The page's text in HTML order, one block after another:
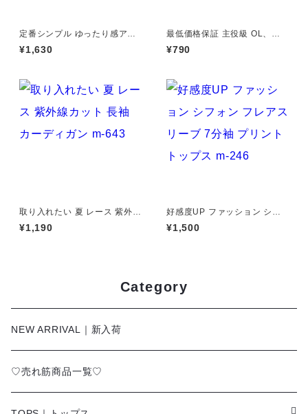
定番シンプル ゆったり感アッ
プ エレガント ボーダー柄 半袖
Tシャツ m-248
¥1,630
最低価格保証 主役級 OL、通
勤 エレガント ワンピース m-6
02
¥790
取り入れたい 夏 レース 紫外線
カット 長袖 カーディガン m-6
43
¥1,190
好感度UP ファッション シフ
ォン フレアスリーブ 7分袖 プ
リント トップス m-246
¥1,500
Category
NEW ARRIVAL｜新入荷
♡売れ筋商品一覧♡